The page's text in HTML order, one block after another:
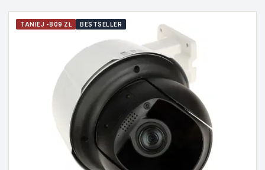
TANIEJ -809 ZŁ BESTSELLER